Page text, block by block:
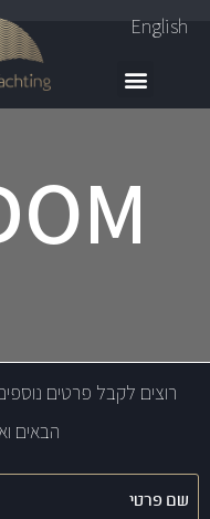
English
רוצים לקבל פרטים
הבאים
שם
פרטי